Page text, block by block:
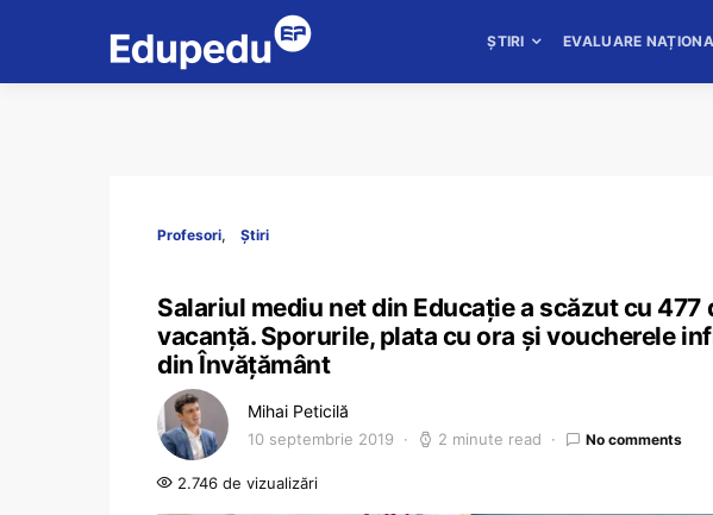
ȘTIRI EVALUARE
Profesori Știri
Salariul mediu net din Educație a scăzut cu 477
vacanță. Sporurile, plata cu ora și voucherele
din Învățământ
Mihai Peticilă
10 septembrie 2019 2 minute read No comments
2.746 de vizualizări